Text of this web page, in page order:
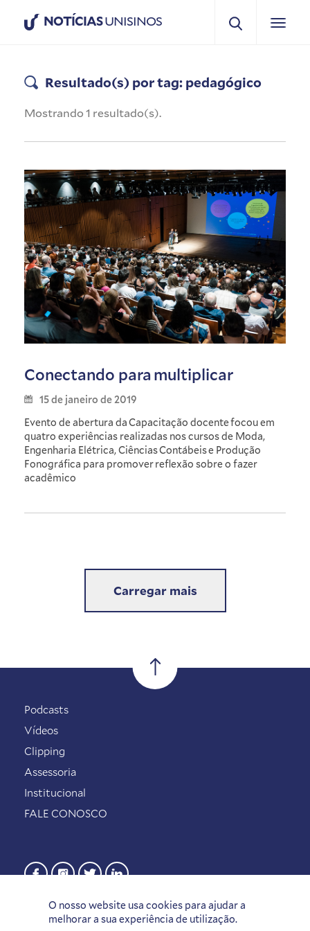
NOTÍCIASUNISINOS
Resultado(s) por tag: pedagógico
Mostrando 1 resultado(s).
Conectando para multiplicar
15 de janeiro de 2019
Evento de abertura da Capacitação docente focou em
quatro experiências realizadas nos cursos de Moda,
Engenharia Elétrica, Ciências Contábeis e Produção
Fonográfica para promover reflexão sobre o fazer
acadêmico
Carregar mais
O nosso website usa cookies para ajudar a
melhorar a sua experiência de utilização.
Podcasts
Vídeos
Clipping
Assessoria
Institucional
FALE CONOSCO